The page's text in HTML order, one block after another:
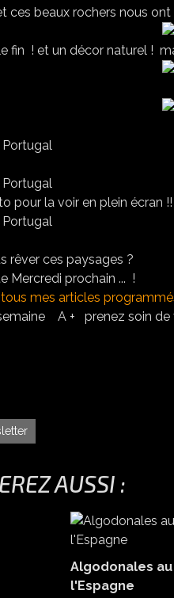
ces beaux rochers nous ont
fin ! et un décor naturel !
pour la voir en plein écran !!
rêver ces paysages ?
Mercredi prochain ... !
mes articles
A + prenez soin de
AUSSI :
Algodonales au
l'Espagne